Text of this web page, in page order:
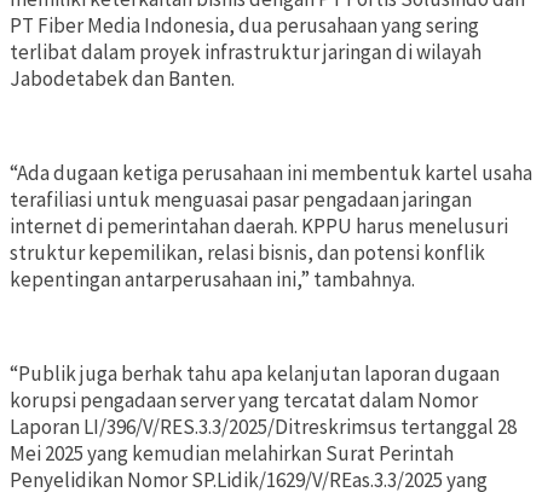
PT Fiber Media Indonesia, dua perusahaan yang sering
terlibat dalam proyek infrastruktur jaringan di wilayah
Jabodetabek dan Banten.
“Ada dugaan ketiga perusahaan ini membentuk kartel usaha
terafiliasi untuk menguasai pasar pengadaan jaringan
internet di pemerintahan daerah. KPPU harus menelusuri
struktur kepemilikan, relasi bisnis, dan potensi konflik
kepentingan antarperusahaan ini,” tambahnya.
“Publik juga berhak tahu apa kelanjutan laporan dugaan
korupsi pengadaan server yang tercatat dalam Nomor
Laporan LI/396/V/RES.3.3/2025/Ditreskrimsus tertanggal 28
Mei 2025 yang kemudian melahirkan Surat Perintah
Penyelidikan Nomor SP.Lidik/1629/V/REas.3.3/2025 yang